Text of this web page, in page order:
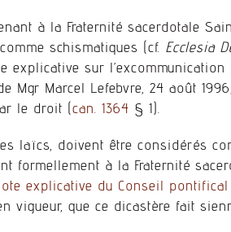
à la Fraternité sacerdotale
schismatiques (cf. Ecclesia
explicative sur
Mgr Marcel Lefebvre, 24 août
le droit (can. 1364 § 1).
laïcs, doivent être considérés
formellement à la Fraternité
explicative du Conseil
vigueur, que ce dicastère fait